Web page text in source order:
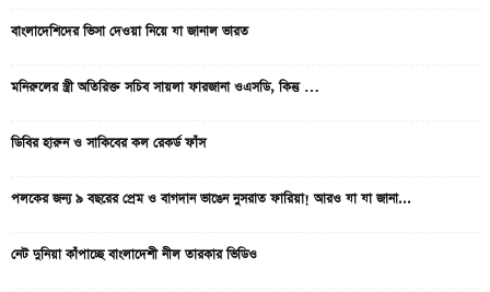
বাংলাদেশিদের ভিসা দেওয়া নিয়ে যা জানাল ভারত
মনিরুলের স্ত্রী অতিরিক্ত সচিব সায়লা ফারজানা ওএসডি, কিন্তু …
ডিবির হারুন ও সাকিবের কল রেকর্ড ফাঁস
পলকের জন্য ৯ বছরের প্রেম ও বাগদান ভাঙেন নুসরাত ফারিয়া! আরও যা যা জানা...
নেট দুনিয়া কাঁপাচ্ছে বাংলাদেশী নীল তারকার ভিডিও